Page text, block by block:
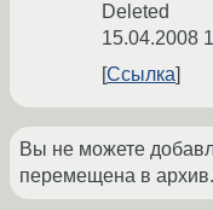
Deleted
15.04.2008
Ссылка
Вы не можете
перемещена в архив.